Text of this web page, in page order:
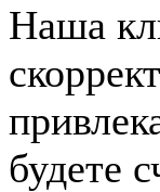
Наша
будете